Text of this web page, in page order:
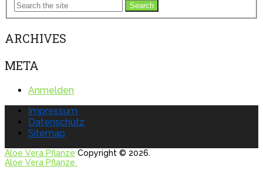
Search
ARCHIVES
META
Anmelden
Impressum
Datenschutz
Sitemap
Aloe Vera Pflanze Copyright © 2026.
Aloe Vera Pflanze